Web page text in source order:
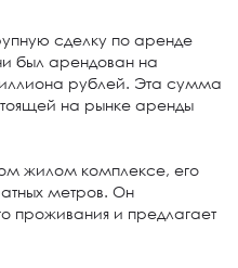
сделку по аренде
был арендован на
рублей. Эта сумма
на рынке аренды
жилом комплексе, его
метров. Он
проживания и предлагает